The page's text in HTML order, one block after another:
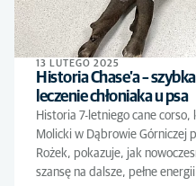
13 LUTEGO 2025
Historia Chase’a –
leczenie chłoniaka u psa
Historia 7-letniego cane
Molicki w Dąbrowie Górniczej
Rożek, pokazuje, jak
szansę na dalsze, pełne